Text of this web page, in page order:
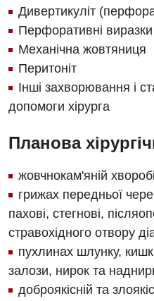
Вакансії
Заходи БПР
Діагностика
Дивертикуліт
Перфоративні
Механічна жовтяниця
Перитоніт
Інші захворювання і
допомоги хірурга
Планова
жовчнокам'яній
грижах передньої
пахові, стегнові,
стравохідного отвору
пухлинах шлунку,
залози, нирок та
доброякісній та